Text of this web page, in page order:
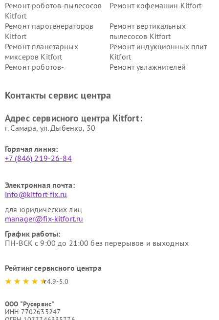
Ремонт роботов-пылесосов
Kitfort
Ремонт кофемашин Kitfort
Ремонт парогенераторов
Kitfort
Ремонт вертикальных
пылесосов Kitfort
Ремонт планетарных
миксеров Kitfort
Ремонт индукционных плит
Kitfort
Ремонт роботов-
Ремонт увлажнителей
Kitfort
Kitfort
Kitfort
Kitfort
Контакты сервис центра
Адрес сервисного центра Kitfort:
г. Самара, ул. Дыбенко, 30
Горячая линия:
+7 (846) 219-26-84
Электронная почта:
info@kitfort-fix.ru
для юридических лиц
manager@fix-kitfort.ru
График работы:
ПН-ВСК с 9:00 до 21:00 без перерывов и выходных
Рейтинг сервисного центра
4.9-5.0
ООО "Русервис"
ИНН 7702633247